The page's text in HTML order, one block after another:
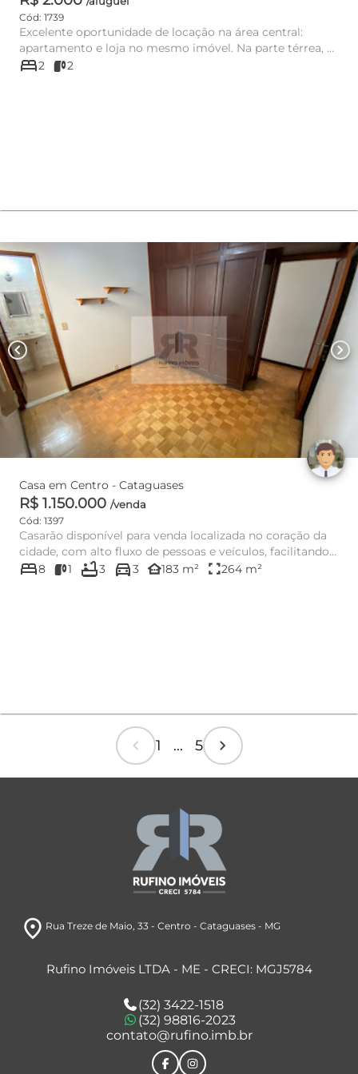
Cód: 1739
Excelente oportunidade de locação na área central:
apartamento e loja no mesmo imóvel. Na parte térrea, o
imóvel conta c...
bed2 2
chevron_left chevron_right
Casa em Centro - Cataguases
R$ 1.150.000 /venda
Cód: 1397
Casarão disponível para venda localizada no coração da
cidade, com alto fluxo de pessoas e veículos, facilitando
o seu ...
bed8 1 bathtub3 directions_car3 other_houses183 m² fullscreen264 m²
chevron_left 1 ... 5 chevron_right
room Rua Treze de Maio, 33- Centro - Cataguases- MG
Rufino Imóveis LTDA - ME - CRECI: MGJ5784
(32) 3422-1518
(32) 98816-2023
contato@rufino.imb.br